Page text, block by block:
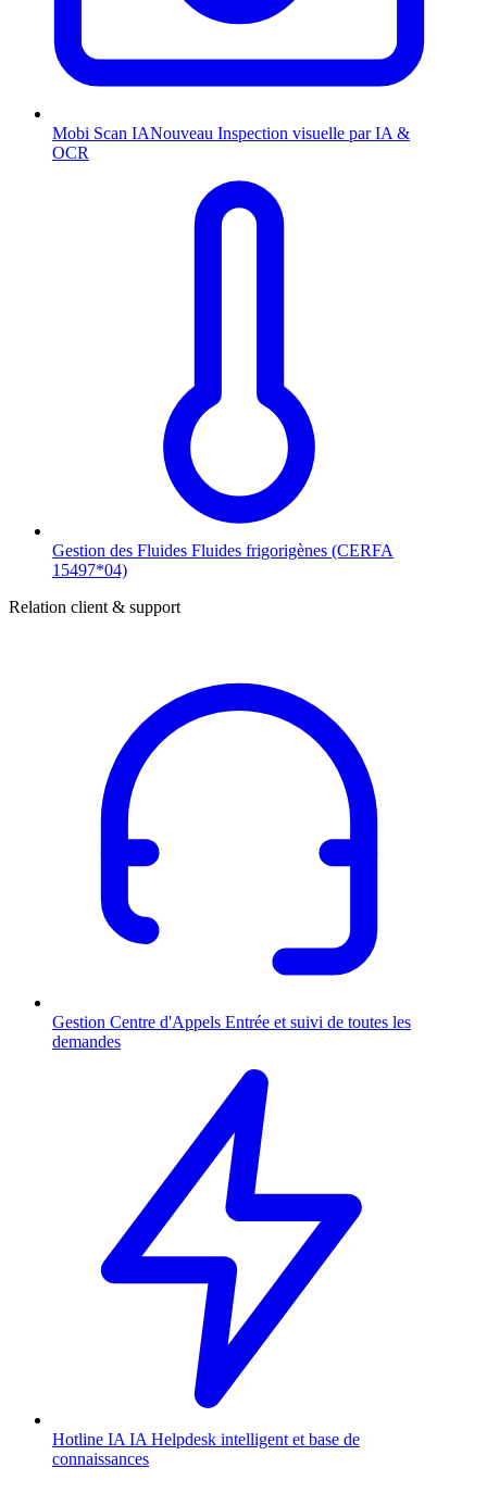
Mobi Scan IANouveau Inspection visuelle par IA &
OCR
Gestion des Fluides Fluides frigorigènes (CERFA
15497*04)
Relation client & support
Gestion Centre d'Appels Entrée et suivi de toutes les
demandes
Hotline IA IA Helpdesk intelligent et base de
connaissances